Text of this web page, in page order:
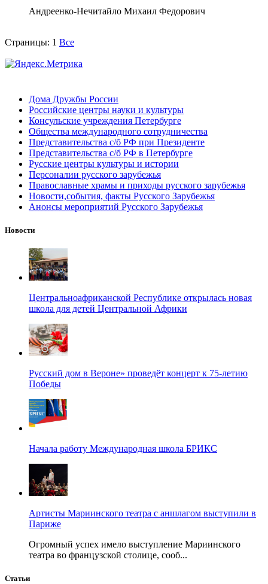
Андреенко-Нечитайло Михаил Федорович
Страницы: 1 Все
Дома Дружбы России
Российские центры науки и культуры
Консульские учреждения Петербурге
Общества международного сотрудничества
Представительства с/б РФ при Президенте
Представительства с/б РФ в Петербурге
Русские центры культуры и истории
Персоналии русского зарубежья
Православные храмы и приходы русского зарубежья
Новости,события, факты Русского Зарубежья
Анонсы мероприятий Русского Зарубежья
Новости
Центральноафриканской Республике открылась новая
школа для детей Центральной Африки
Русский дом в Вероне» проведёт концерт к 75-летию
Победы
Начала работу Международная школа БРИКС
Артисты Мариинского театра с аншлагом выступили в
Париже
Огромный успех имело выступление Мариинского
театра во французской столице, сооб...
Статьи